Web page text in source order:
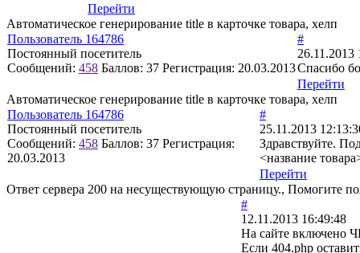
Перейти
Автоматическое генерирование title в карточке товара, хелп
Пользователь 164786
Постоянный посетитель
Сообщений: 458 Баллов: 37 Регистрация: 20.03.2013
#
26.11.2013
Спасибо
Перейти
Автоматическое генерирование title в карточке товара, хелп
Пользователь 164786
Постоянный посетитель
Сообщений: 458 Баллов: 37 Регистрация:
20.03.2013
#
25.11.2013
Здравствуйте.
<название
Перейти
Ответ сервера 200 на несуществующую страницу., Помогите
#
12.11.2013 16:49:48
На сайте включено
Если 404.php